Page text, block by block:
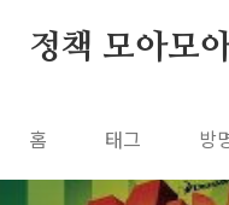
정책 모아모
홈 태그 방